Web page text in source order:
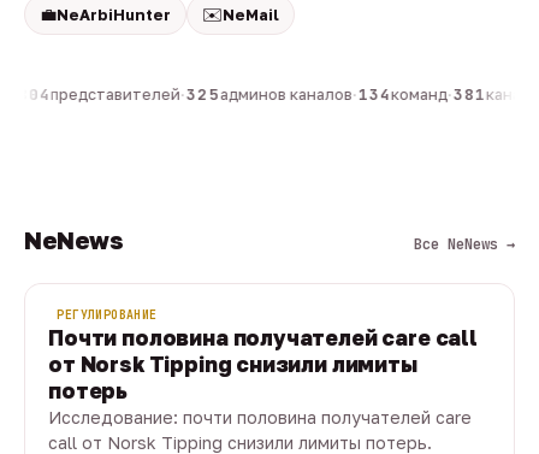
💼NeArbiHunter ✉️NeMail
804представителей·325админов каналов·134команд·381
NeNews Все NeNews →
РЕГУЛИРОВАНИЕ
Почти половина получателей care call
от Norsk Tipping снизили лимиты
потерь
Исследование: почти половина получателей care
call от Norsk Tipping снизили лимиты потерь.